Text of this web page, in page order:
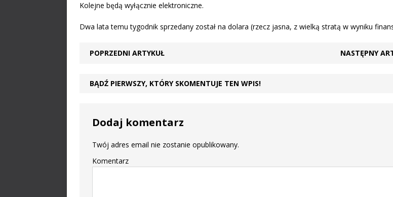
Kolejne będą wyłącznie elektroniczne.
Dwa lata temu tygodnik sprzedany został na dolara (rzecz jasna, z wielką stratą w wyniku
POPRZEDNI ARTYKUŁ NASTĘPNY
BĄDŹ PIERWSZY, KTÓRY SKOMENTUJE TEN WPIS!
Dodaj komentarz
Twój adres email nie zostanie opublikowany.
Komentarz